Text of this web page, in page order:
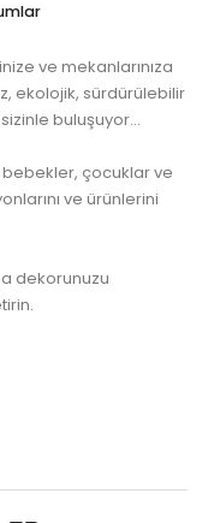
ve mekanlarınıza
ekolojik, sürdürülebilir
buluşuyor...
bebekler, çocuklar ve
ve ürünlerini
dekorunuzu